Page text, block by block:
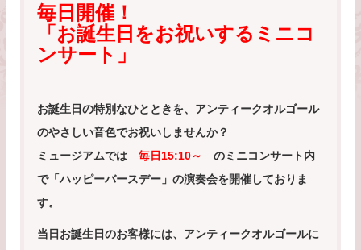
毎日開催！
「お誕生日をお祝いする ミニコ
ンサート」
お誕生日の特別なひとときを、アンティークオルゴール
のやさしい音色でお祝いしませんか？
ミュージアムでは 毎日15:10～ のミニコンサート内
で「ハッピーバースデー」の演奏会を開催しておりま
す。
当日お誕生日のお客様には、アンティークオルゴールに